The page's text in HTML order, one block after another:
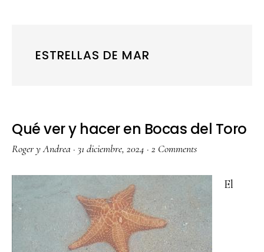
ESTRELLAS DE MAR
Qué ver y hacer en Bocas del Toro
Roger y Andrea · 31 diciembre, 2024 · 2 Comments
El